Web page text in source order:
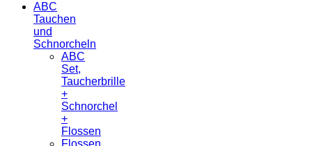
ABC
Tauchen
und
Schnorcheln
ABC
Set,
Taucherbrille
+
Schnorchel
+
Flossen